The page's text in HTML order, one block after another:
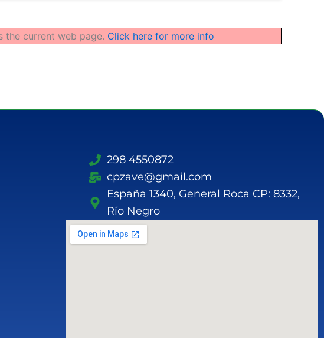
the current web page. Click here for more info
298 4550872
cpzave@gmail.com
España 1340, General Roca CP: 8332,
Río Negro